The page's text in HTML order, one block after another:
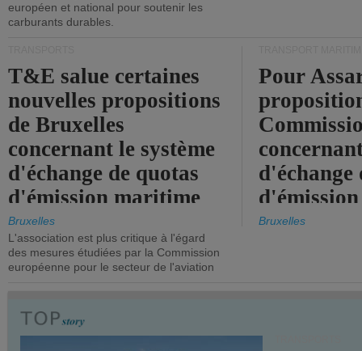
européen et national pour soutenir les
carburants durables.
T&E salue certaines
nouvelles propositions
de Bruxelles
concernant le système
d'échange de quotas
d'émission maritime
de l'UE.
Bruxelles
L'association est plus critique à l'égard
des mesures étudiées par la Commission
européenne pour le secteur de l'aviation
Pour
d'échange
timide,
Bruxelles